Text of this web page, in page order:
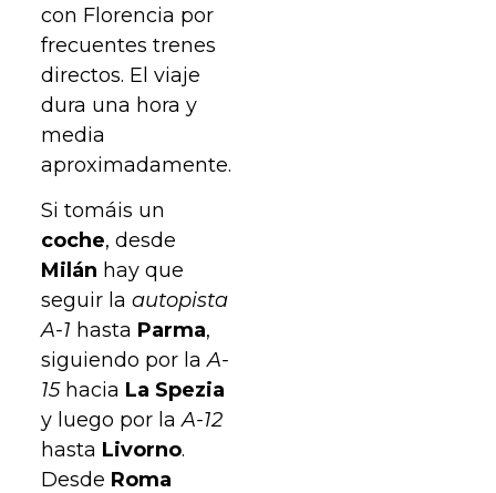
con Florencia por
frecuentes trenes
directos. El viaje
dura una hora y
media
aproximadamente.
Si tomáis un
coche, desde
Milán hay que
seguir laautopista
A-1 hasta Parma,
siguiendo por laA-
15hacia La Spezia
y luego por laA-12
hasta Livorno.
Desde Roma